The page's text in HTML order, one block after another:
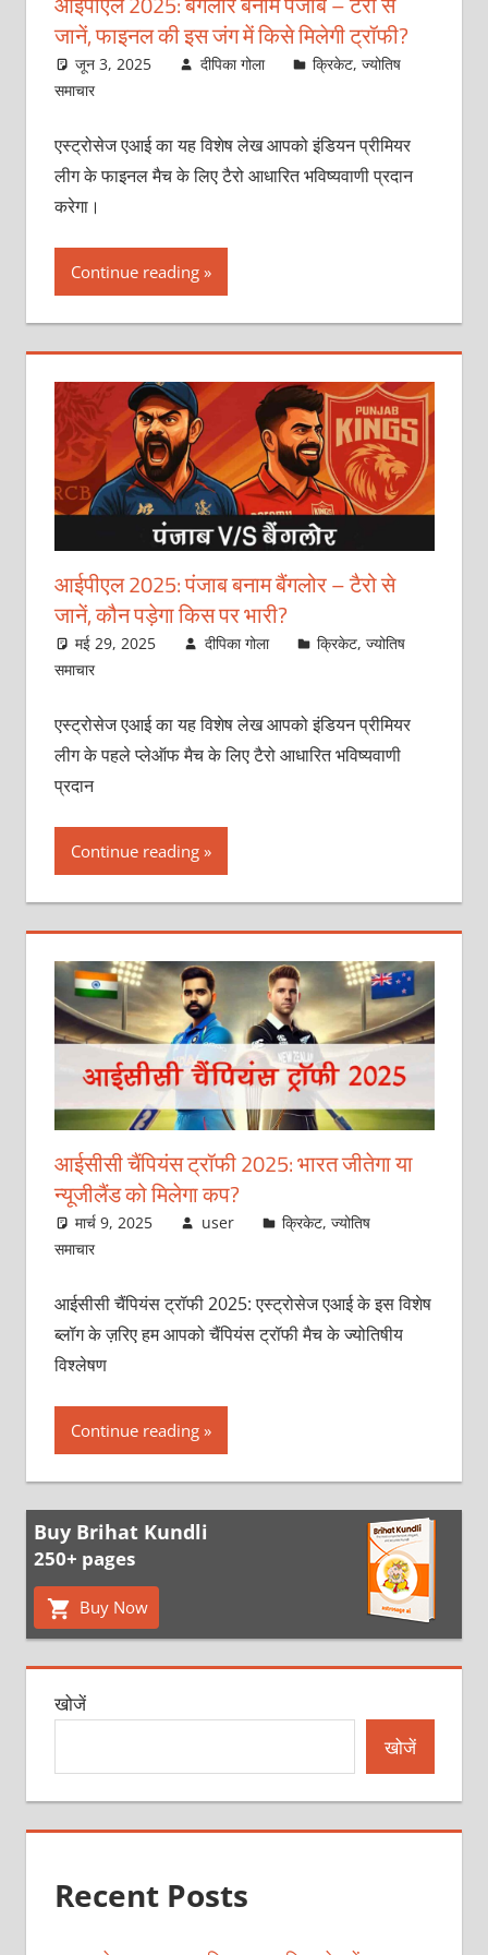
जानें, फाइनल की इस जंग में किसे मिलेगी ट्रॉफी?
जून 3, 2025 दीपिका गोला क्रिकेट,ज्योतिष
समाचार
एस्ट्रोसेज एआई का यह विशेष लेख आपको इंडियन प्रीमियर
लीग के फाइनल मैच के लिए टैरो आधारित भविष्यवाणी प्रदान
करेगा।
Continue reading
आईपीएल 2025: पंजाब बनाम बैंगलोर – टैरो से
जानें, कौन पड़ेगा किस पर भारी?
मई 29, 2025 दीपिका गोला क्रिकेट,ज्योतिष
समाचार
एस्ट्रोसेज एआई का यह विशेष लेख आपको इंडियन प्रीमियर
लीग के पहले प्लेऑफ मैच के लिए टैरो आधारित भविष्यवाणी
प्रदान
Continue reading
आईसीसी चैंपियंस ट्रॉफी 2025: भारत जीतेगा या
न्‍यूजीलैंड को मिलेगा कप?
मार्च 9, 2025 user क्रिकेट,ज्योतिष
समाचार
आईसीसी चैंपियंस ट्रॉफी 2025: एस्‍ट्रोसेज एआई के इस विशेष
ब्‍लॉग के ज़रिए हम आपको चैंपियंस ट्रॉफी मैच के ज्‍योतिषीय
विश्‍लेषण
Continue reading
Buy Brihat Kundli
250+ pages
Buy Now
खोजें
खोजें
Recent Posts